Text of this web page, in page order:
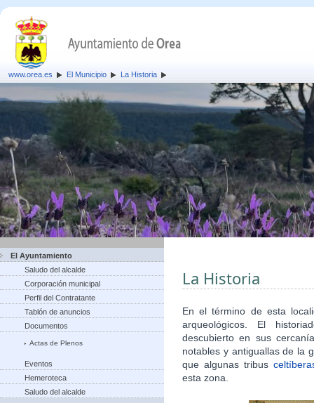
www.orea.es El Municipio La Historia
El Ayuntamiento
Saludo del alcalde
Corporación municipal
Perfil del Contratante
Tablón de anuncios
Documentos
Actas de Plenos
Eventos
Hemeroteca
Saludo del alcalde
La Historia
En el término de esta
arqueológicos. El
descubierto en sus
notables y antiguallas de la
que algunas tribus
esta zona.​